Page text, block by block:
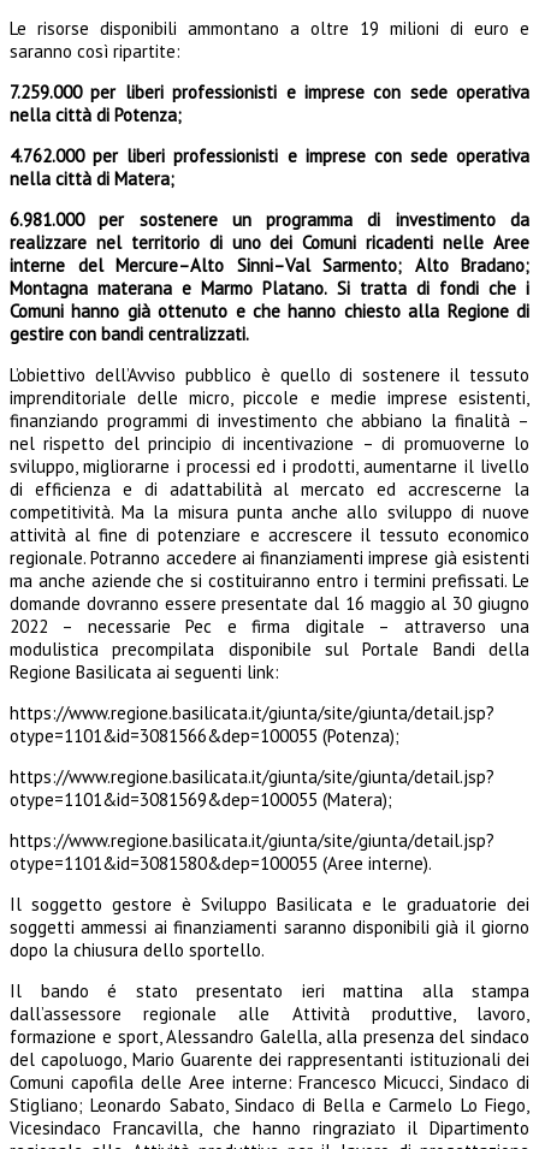
Le risorse disponibili ammontano a oltre 19 milioni di euro e
saranno così ripartite:
7.259.000 per liberi professionisti e imprese con sede operativa
nella città di Potenza;
4.762.000 per liberi professionisti e imprese con sede operativa
nella città di Matera;
6.981.000 per sostenere un programma di investimento da
realizzare nel territorio di uno dei Comuni ricadenti nelle Aree
interne del Mercure–Alto Sinni–Val Sarmento; Alto Bradano;
Montagna materana e Marmo Platano. Si tratta di fondi che i
Comuni hanno già ottenuto e che hanno chiesto alla Regione di
gestire con bandi centralizzati.
L’obiettivo dell’Avviso pubblico è quello di sostenere il tessuto
imprenditoriale delle micro, piccole e medie imprese esistenti,
finanziando programmi di investimento che abbiano la finalità –
nel rispetto del principio di incentivazione – di promuoverne lo
sviluppo, migliorarne i processi ed i prodotti, aumentarne il livello
di efficienza e di adattabilità al mercato ed accrescerne la
competitività. Ma la misura punta anche allo sviluppo di nuove
attività al fine di potenziare e accrescere il tessuto economico
regionale. Potranno accedere ai finanziamenti imprese già esistenti
ma anche aziende che si costituiranno entro i termini prefissati. Le
domande dovranno essere presentate dal 16 maggio al 30 giugno
2022 – necessarie Pec e firma digitale – attraverso una
modulistica precompilata disponibile sul Portale Bandi della
Regione Basilicata ai seguenti link:
https://www.regione.basilicata.it/giunta/site/giunta/detail.jsp?
otype=1101&id=3081566&dep=100055 (Potenza);
https://www.regione.basilicata.it/giunta/site/giunta/detail.jsp?
otype=1101&id=3081569&dep=100055 (Matera);
https://www.regione.basilicata.it/giunta/site/giunta/detail.jsp?
otype=1101&id=3081580&dep=100055 (Aree interne).
Il soggetto gestore è Sviluppo Basilicata e le graduatorie dei
soggetti ammessi ai finanziamenti saranno disponibili già il giorno
dopo la chiusura dello sportello.
Il bando é stato presentato ieri mattina alla stampa
dall’assessore regionale alle Attività produttive, lavoro,
formazione e sport, Alessandro Galella, alla presenza del sindaco
del capoluogo, Mario Guarente dei rappresentanti istituzionali dei
Comuni capofila delle Aree interne: Francesco Micucci, Sindaco di
Stigliano; Leonardo Sabato, Sindaco di Bella e Carmelo Lo Fiego,
Vicesindaco Francavilla, che hanno ringraziato il Dipartimento